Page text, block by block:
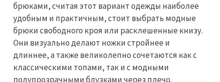
брюками, считая этот вариант одежды наиболее
удобным и практичным, стоит выбрать модные
брюки свободного кроя или расклешенные книзу.
Они визуально делают ножки стройнее и
длиннее, а также великолепно сочетаются как с
классическими топами, так и с модными
полупрозрачными блузками через плечо.